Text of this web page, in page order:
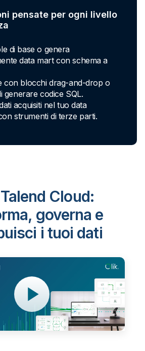
pensate per ogni livello
di base o genera
data mart con schema a
con blocchi drag-and-drop o
generare codice SQL.
acquisiti nel tuo data
strumenti di terze parti.
Cloud:
governa e
i tuoi dati